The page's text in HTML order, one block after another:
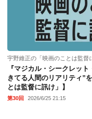
宇野維正の「映画のことは監督
『マジカル・シークレッ
きてる人間のリアリティ”
とは監督に訊け」】
第30回 2026/6/25 21:15